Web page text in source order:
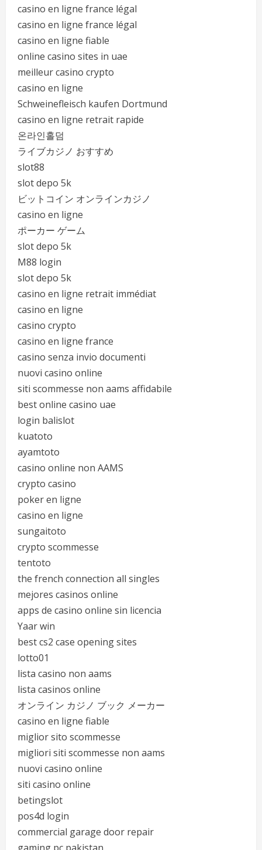
casino en ligne france légal
casino en ligne france légal
casino en ligne fiable
online casino sites in uae
meilleur casino crypto
casino en ligne
Schweinefleisch kaufen Dortmund
casino en ligne retrait rapide
온라인홀덤
ライブカジノ おすすめ
slot88
slot depo 5k
ビットコイン オンラインカジノ
casino en ligne
ポーカー ゲーム
slot depo 5k
M88 login
slot depo 5k
casino en ligne retrait immédiat
casino en ligne
casino crypto
casino en ligne france
casino senza invio documenti
nuovi casino online
siti scommesse non aams affidabile
best online casino uae
login balislot
kuatoto
ayamtoto
casino online non AAMS
crypto casino
poker en ligne
casino en ligne
sungaitoto
crypto scommesse
tentoto
the french connection all singles
mejores casinos online
apps de casino online sin licencia
Yaar win
best cs2 case opening sites
lotto01
lista casino non aams
lista casinos online
オンライン カジノ ブック メーカー
casino en ligne fiable
miglior sito scommesse
migliori siti scommesse non aams
nuovi casino online
siti casino online
betingslot
pos4d login
commercial garage door repair